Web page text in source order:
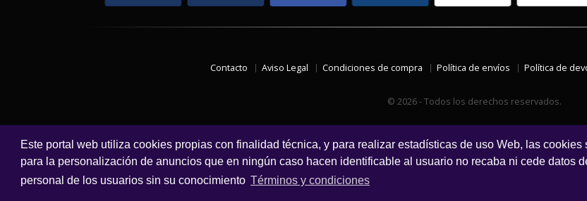
Este portal web utiliza cookies propias con finalidad técnica, y para realizar estadísticas de uso Web, las cookies
para la personalización de anuncios que en ningún caso hacen identificable al usuario no recaba ni cede datos
personal de los usuarios sin su conocimiento Términos y condiciones
Contacto Aviso Legal Condiciones de compra Política de envíos Política de
© 2026 - Todos los derechos reservados.